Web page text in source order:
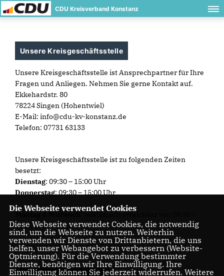
CDU Kreisverband Konstanz
Unsere Kreisgeschäftsstelle
Unsere Kreisgeschäftsstelle ist Ansprechpartner für Ihre
Fragen und Anliegen. Nehmen Sie gerne Kontakt auf.
Ekkehardstr. 80
78224 Singen (Hohentwiel)
E-Mail: info@cdu-kv-konstanz.de
Telefon: 07731 63133
Unsere Kreisgeschäftsstelle ist zu folgenden Zeiten
besetzt:
Dienstag: 09:30 – 15:00 Uhr
Donnerstag: 09:30 – 15:00 Uhr
13:30 Uhr
Die Webseite verwendet Cookies
Diese Webseite verwendet Cookies, die notwendig
sind, um die Webseite zu nutzen. Weiterhin
verwenden wir Dienste von Drittanbietern, die uns
helfen, unser Webangebot zu verbessern (Website-
Optmierung). Für die Verwendung bestimmter
Dienste, benötigen wir Ihre Einwilligung. Ihre
Einwilligung können Sie jederzeit widerrufen. Weitere